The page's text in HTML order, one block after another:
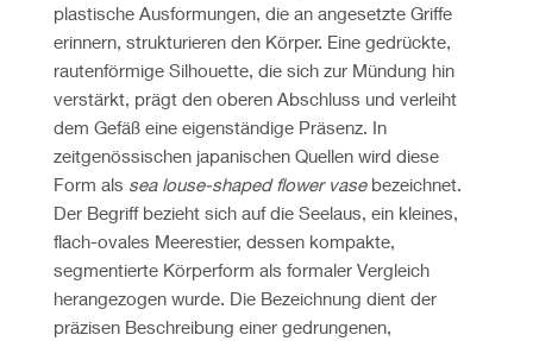
plastische Ausformungen, die an angesetzte Griffe
erinnern, strukturieren den Körper. Eine gedrückte,
rautenförmige Silhouette, die sich zur Mündung hin
verstärkt, prägt den oberen Abschluss und verleiht
dem Gefäß eine eigenständige Präsenz. In
zeitgenössischen japanischen Quellen wird diese
Form als sea louse-shaped flower vasebezeichnet.
Der Begriff bezieht sich auf die Seelaus, ein kleines,
flach-ovales Meerestier, dessen kompakte,
segmentierte Körperform als formaler Vergleich
herangezogen wurde. Die Bezeichnung dient der
präzisen Beschreibung einer gedrungenen,